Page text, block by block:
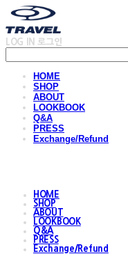
LOG IN 로그인
HOME
SHOP
ABOUT
LOOKBOOK
Q&A
PRESS
Exchange/Refund
HOME
SHOP
ABOUT
LOOKBOOK
Q&A
PRESS
Exchange/Refund